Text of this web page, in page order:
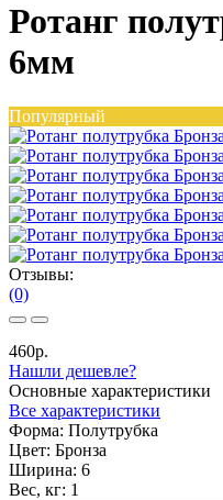
Ротанг
6мм
Популярный
Отзывы:
(0)
460р.
Нашли дешевле?
Основные характеристики
Все характеристики
Форма: Полутрубка
Цвет: Бронза
Ширина: 6
Вес, кг: 1